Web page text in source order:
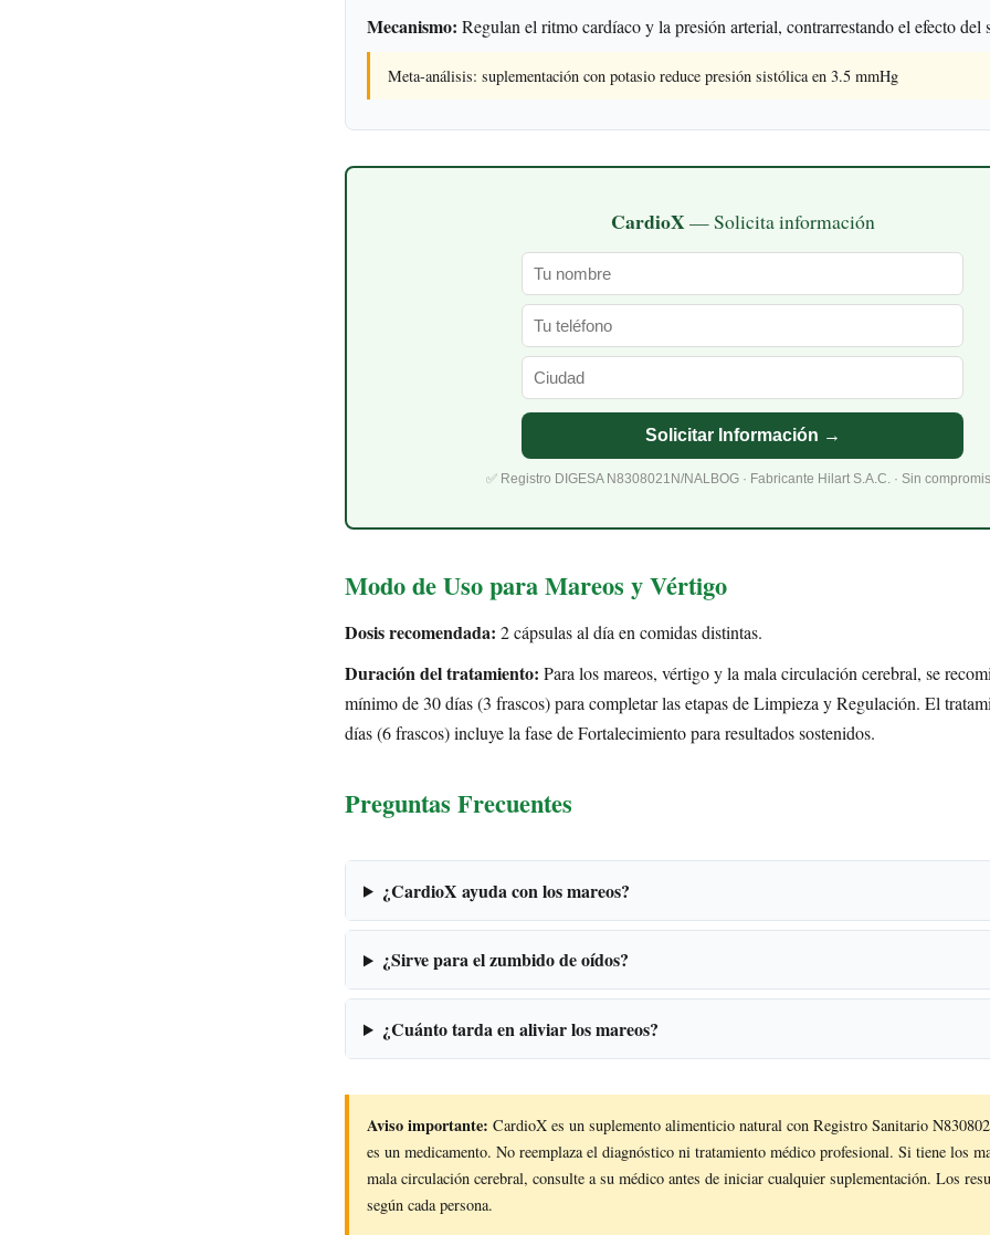
Mecanismo: Regulan el ritmo cardíaco y la presión arterial, contrarrestando el efecto del
Meta-análisis: suplementación con potasio reduce presión sistólica en 3.5 mmHg
CardioX— Solicita información
Solicitar Información →
✅ Registro DIGESA N8308021N/NALBOG · Fabricante Hilart S.A.C. · Sin
Modo de Uso para Mareos y Vértigo
Dosis recomendada: 2 cápsulas al día en comidas distintas.
Duración del tratamiento: Para los mareos, vértigo y la mala circulación cerebral, se
mínimo de 30 días (3 frascos) para completar las etapas de Limpieza y Regulación. El
días (6 frascos) incluye la fase de Fortalecimiento para resultados sostenidos.
Preguntas Frecuentes
¿CardioX ayuda con los mareos?
¿Sirve para el zumbido de oídos?
¿Cuánto tarda en aliviar los mareos?
Aviso importante: CardioX es un suplemento alimenticio natural con Registro Sanitario
es un medicamento. No reemplaza el diagnóstico ni tratamiento médico profesional. Si tiene los
mala circulación cerebral, consulte a su médico antes de iniciar cualquier suplementación. Los
según cada persona.